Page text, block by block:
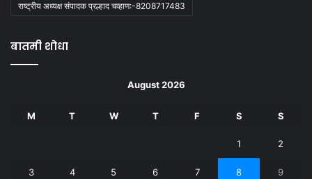
राष्ट्रीय अध्यक्ष संपादक प्रल्हाद चव्हाण:-8208717483
बातमी शोधा
August 2026
M T W T F S S
1 2
3 4 5 6 7 8 9